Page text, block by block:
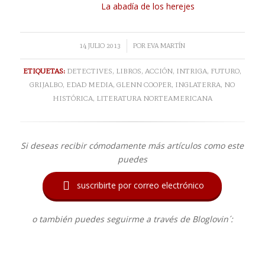
La abadía de los herejes
14 JULIO 2013
/ POREVA MARTÍN
ETIQUETAS: DETECTIVES, LIBROS,ACCIÓN, INTRIGA, FUTURO,
GRIJALBO, EDAD MEDIA,GLENN COOPER, INGLATERRA, NO
HISTÓRICA, LITERATURA NORTEAMERICANA
Si deseas recibir cómodamente más artículos como este
puedes
 suscribirte por correo electrónico
o también puedes seguirme a través de Bloglovin´: